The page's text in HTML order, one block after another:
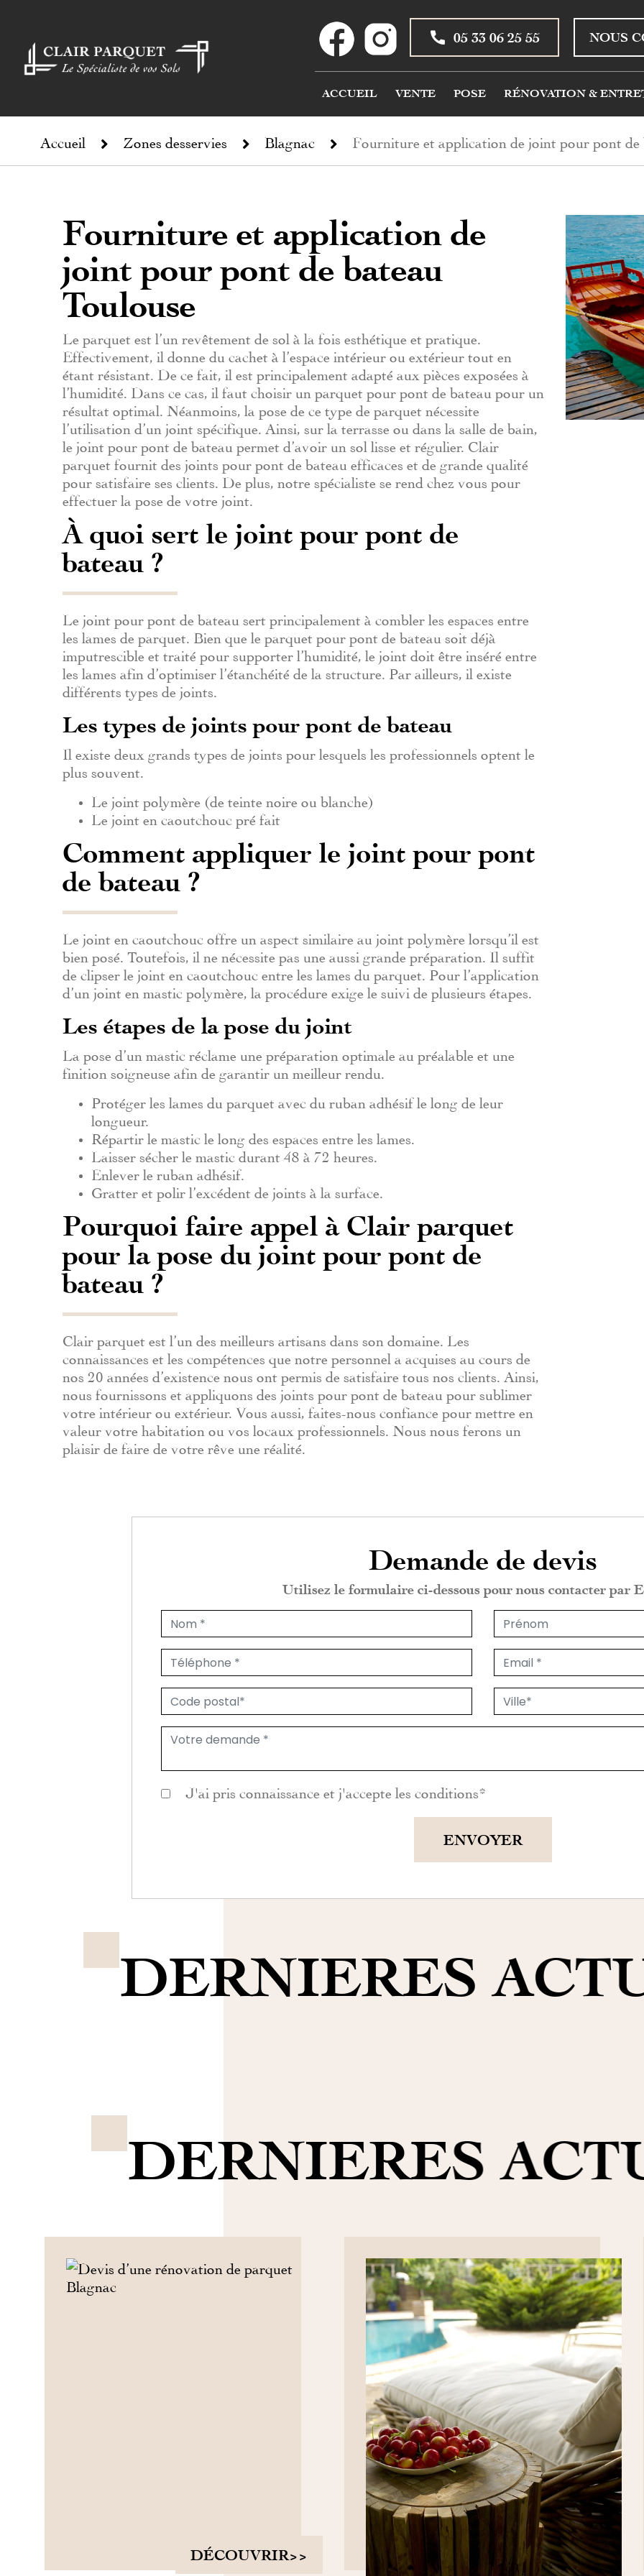
05 33 06 25 55 NOUS
ACCUEIL VENTE POSE RÉNOVATION &
Accueil Zones desservies Blagnac Fourniture et application de joint pour pont de
Fourniture et application de
joint pour pont de bateau
Toulouse
Le parquet est l’un revêtement de sol à la fois esthétique et pratique.
Effectivement, il donne du cachet à l’espace intérieur ou extérieur tout en
étant résistant. De ce fait, il est principalement adapté aux pièces exposées à
l’humidité. Dans ce cas, il faut choisir un parquet pour pont de bateau pour un
résultat optimal. Néanmoins, la pose de ce type de parquet nécessite
l’utilisation d’un joint spécifique. Ainsi, sur la terrasse ou dans la salle de bain,
le joint pour pont de bateau permet d’avoir un sol lisse et régulier. Clair
parquet fournit des joints pour pont de bateau efficaces et de grande qualité
pour satisfaire ses clients. De plus, notre spécialiste se rend chez vous pour
effectuer la pose de votre joint.
À quoi sert le joint pour pont de
bateau ?
Le joint pour pont de bateau sert principalement à combler les espaces entre
les lames de parquet. Bien que le parquet pour pont de bateau soit déjà
imputrescible et traité pour supporter l’humidité, le joint doit être inséré entre
les lames afin d’optimiser l’étanchéité de la structure. Par ailleurs, il existe
différents types de joints.
Les types de joints pour pont de bateau
Il existe deux grands types de joints pour lesquels les professionnels optent le
plus souvent.
Le joint polymère (de teinte noire ou blanche)
Le joint en caoutchouc pré fait
Comment appliquer le joint pour pont
de bateau ?
Le joint en caoutchouc offre un aspect similaire au joint polymère lorsqu’il est
bien posé. Toutefois, il ne nécessite pas une aussi grande préparation. Il suffit
de clipser le joint en caoutchouc entre les lames du parquet. Pour l’application
d’un joint en mastic polymère, la procédure exige le suivi de plusieurs étapes.
Les étapes de la pose du joint
La pose d’un mastic réclame une préparation optimale au préalable et une
finition soigneuse afin de garantir un meilleur rendu.
Protéger les lames du parquet avec du ruban adhésif le long de leur
longueur.
Répartir le mastic le long des espaces entre les lames.
Laisser sécher le mastic durant 48 à 72 heures.
Enlever le ruban adhésif.
Gratter et polir l’excédent de joints à la surface.
Pourquoi faire appel à Clair parquet
pour la pose du joint pour pont de
bateau ?
Clair parquet est l’un des meilleurs artisans dans son domaine. Les
connaissances et les compétences que notre personnel a acquises au cours de
nos 20 années d’existence nous ont permis de satisfaire tous nos clients. Ainsi,
nous fournissons et appliquons des joints pour pont de bateau pour sublimer
votre intérieur ou extérieur. Vous aussi, faites-nous confiance pour mettre en
valeur votre habitation ou vos locaux professionnels. Nous nous ferons un
plaisir de faire de votre rêve une réalité.
Demande de devis
Utilisez le formulaire ci-dessous pour nous contacter par
J'ai pris connaissance et j'accepte les conditions *
ENVOYER
DERNIERES
DERNIERES
DÉCOUVRIR>> DÉCOUVRIR>>